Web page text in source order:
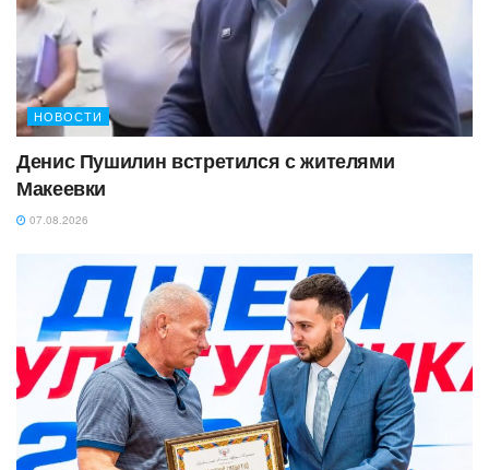
НОВОСТИ
Денис Пушилин встретился с жителями
Макеевки
07.08.2026